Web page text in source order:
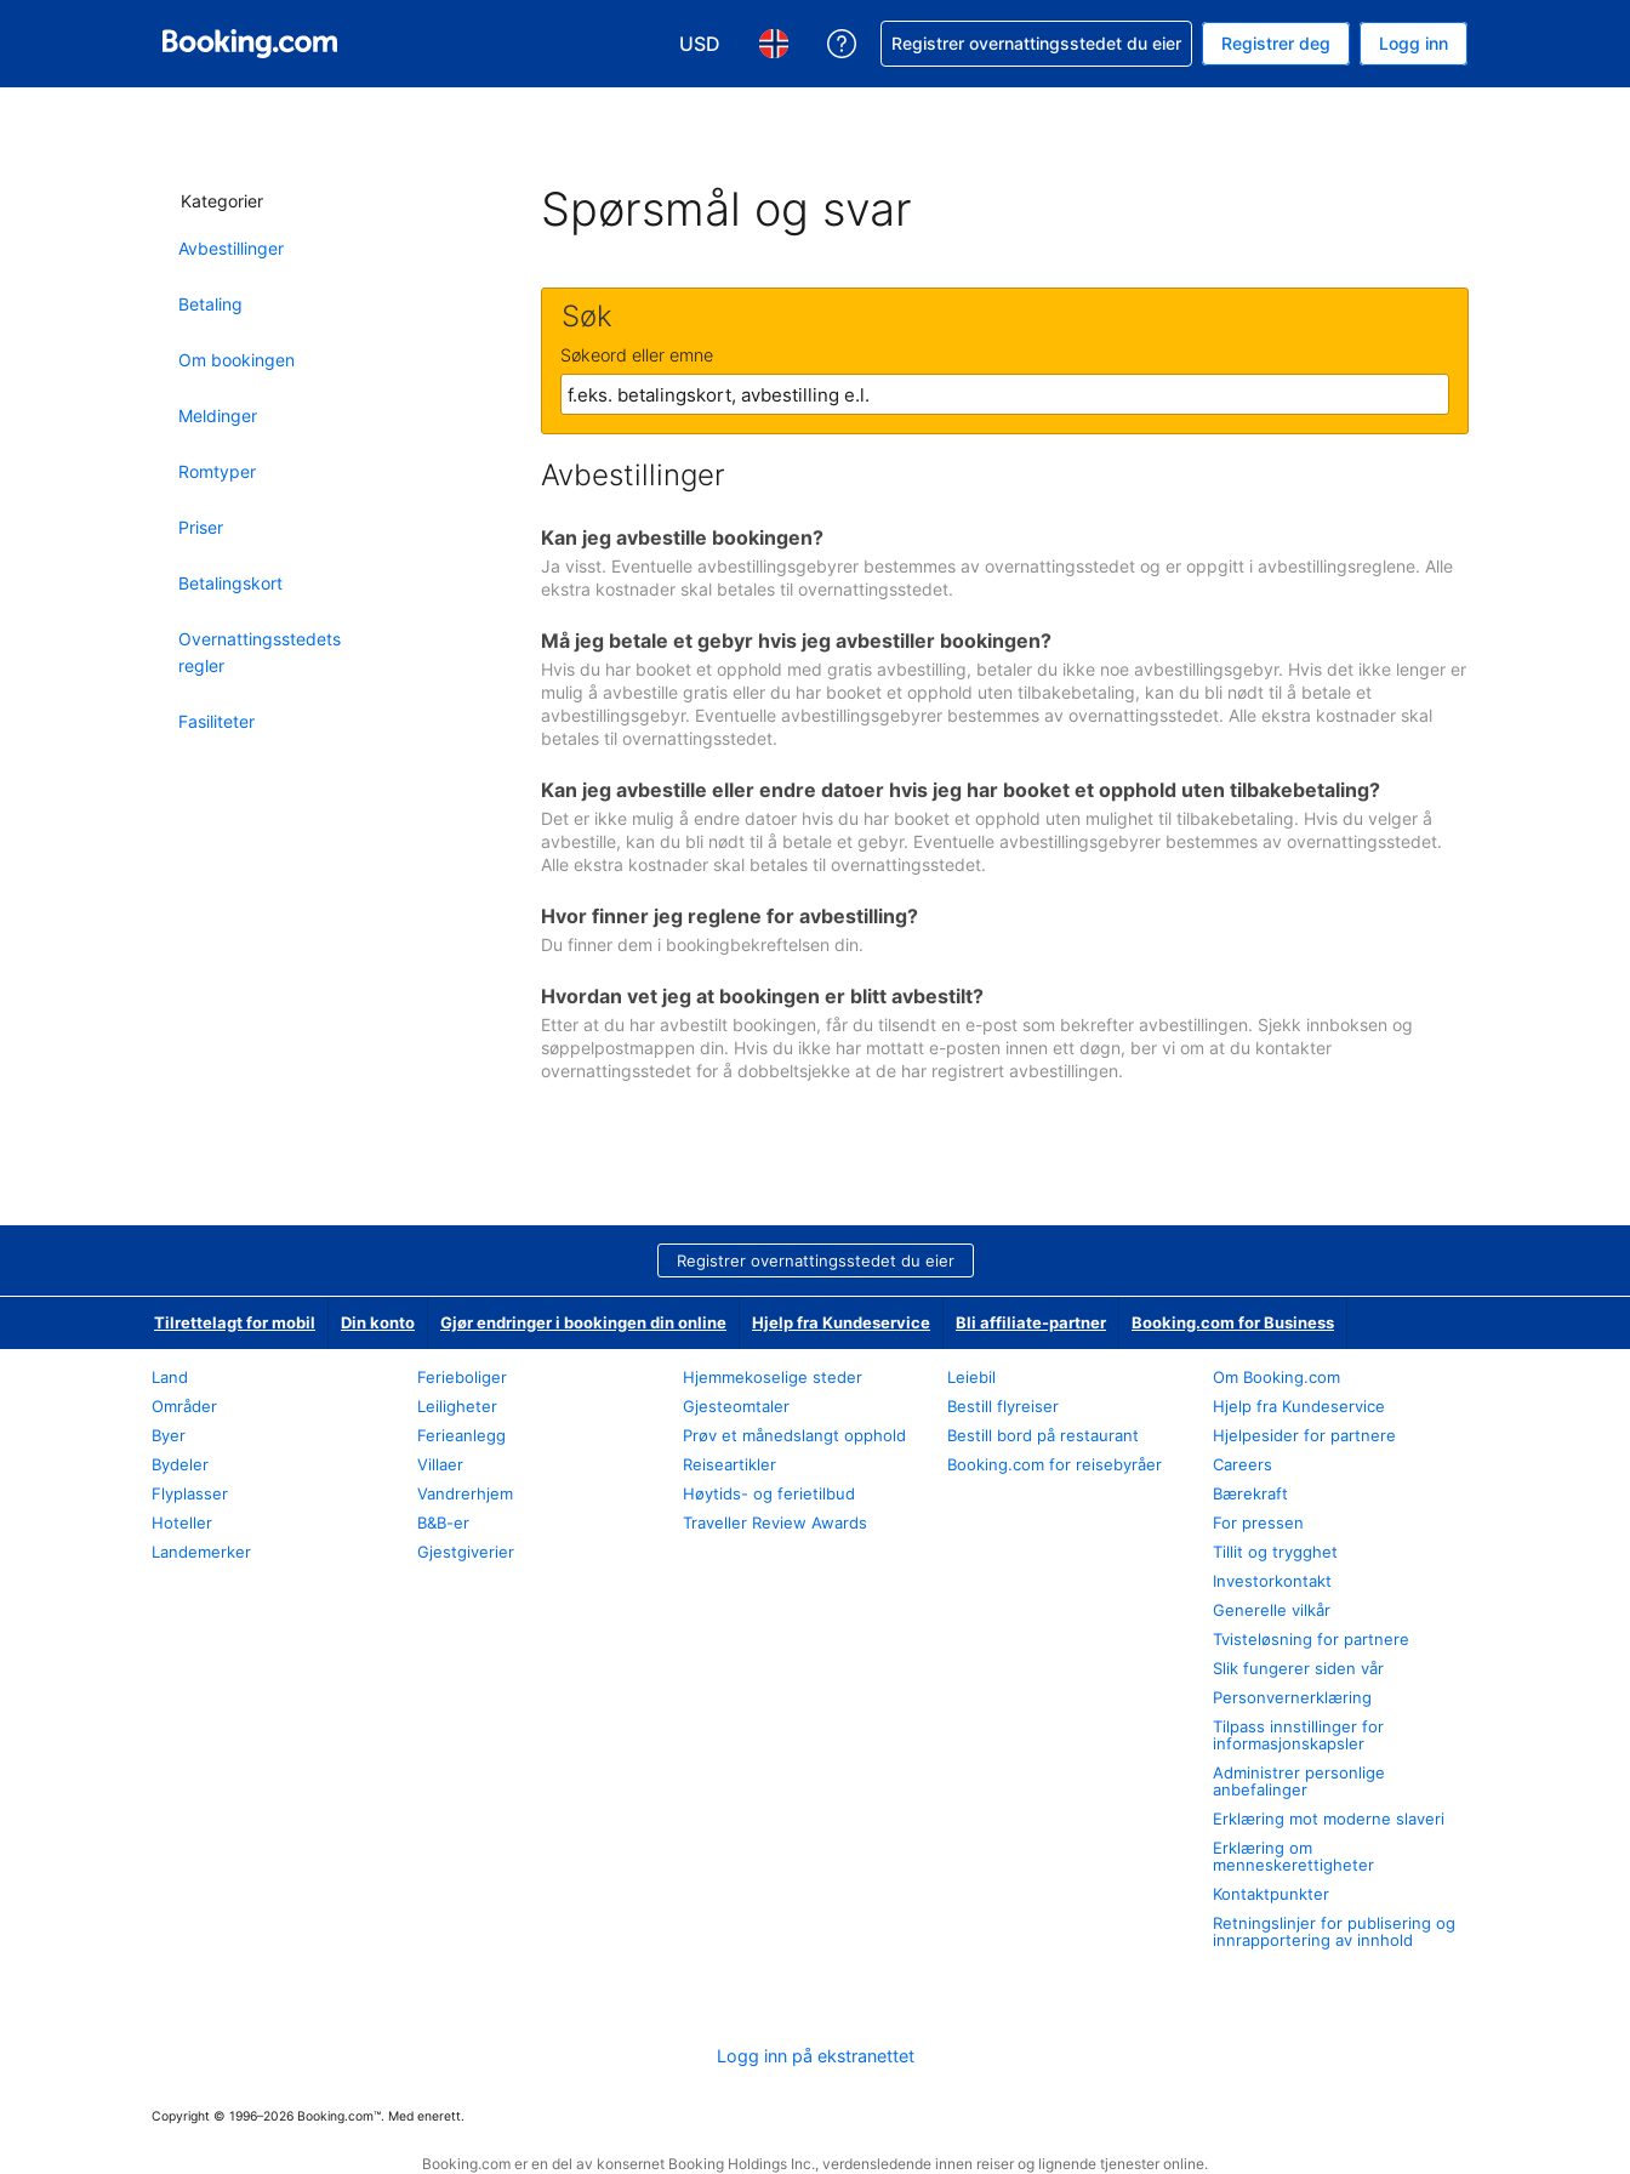
USD
Velg valuta. Du har valgt Amerikansk dollar som valuta
Velg språk. Du har valgt Norsk som språk
Få hjelp med bookingen din
Registrer overnattingsstedet du eier Registrer deg Logg inn
Kategorier
Avbestillinger
Betaling
Om bookingen
Meldinger
Romtyper
Priser
Betalingskort
Overnattingsstedets
regler
Fasiliteter
Spørsmål og svar
Søk
Søkeord eller emne
Avbestillinger
Kan jeg avbestille bookingen?
Ja visst. Eventuelle avbestillingsgebyrer bestemmes av overnattingsstedet og er oppgitt i avbestillingsreglene. Alle
ekstra kostnader skal betales til overnattingsstedet.
Må jeg betale et gebyr hvis jeg avbestiller bookingen?
Hvis du har booket et opphold med gratis avbestilling, betaler du ikke noe avbestillingsgebyr. Hvis det ikke lenger er
mulig å avbestille gratis eller du har booket et opphold uten tilbakebetaling, kan du bli nødt til å betale et
avbestillingsgebyr. Eventuelle avbestillingsgebyrer bestemmes av overnattingsstedet. Alle ekstra kostnader skal
betales til overnattingsstedet.
Kan jeg avbestille eller endre datoer hvis jeg har booket et opphold uten tilbakebetaling?
Det er ikke mulig å endre datoer hvis du har booket et opphold uten mulighet til tilbakebetaling. Hvis du velger å
avbestille, kan du bli nødt til å betale et gebyr. Eventuelle avbestillingsgebyrer bestemmes av overnattingsstedet.
Alle ekstra kostnader skal betales til overnattingsstedet.
Hvor finner jeg reglene for avbestilling?
Du finner dem i bookingbekreftelsen din.
Hvordan vet jeg at bookingen er blitt avbestilt?
Etter at du har avbestilt bookingen, får du tilsendt en e-post som bekrefter avbestillingen. Sjekk innboksen og
søppelpostmappen din. Hvis du ikke har mottatt e-posten innen ett døgn, ber vi om at du kontakter
overnattingsstedet for å dobbeltsjekke at de har registrert avbestillingen.
Registrer overnattingsstedet du eier
Tilrettelagt for mobil Din konto Gjør endringer i bookingen din online Hjelp fra Kundeservice Bli affiliate-partner Booking.com for Business
Land
Områder
Byer
Bydeler
Flyplasser
Hoteller
Landemerker
Ferieboliger
Leiligheter
Ferieanlegg
Villaer
Vandrerhjem
B&B-er
Gjestgiverier
Hjemmekoselige steder
Gjesteomtaler
Prøv et månedslangt opphold
Reiseartikler
Høytids- og ferietilbud
Traveller Review Awards
Leiebil
Bestill flyreiser
Bestill bord på restaurant
Booking.com for reisebyråer
Om Booking.com
Hjelp fra Kundeservice
Hjelpesider for partnere
Careers
Bærekraft
For pressen
Tillit og trygghet
Investorkontakt
Generelle vilkår
Tvisteløsning for partnere
Slik fungerer siden vår
Personvernerklæring
Tilpass innstillinger for
informasjonskapsler
Administrer personlige
anbefalinger
Erklæring mot moderne slaveri
Erklæring om
menneskerettigheter
Kontaktpunkter
Retningslinjer for publisering og
innrapportering av innhold
Logg inn på ekstranettet
Copyright © 1996–2026 Booking.com™. Med enerett.
Booking.com er en del av konsernet Booking Holdings Inc., verdensledende innen reiser og lignende tjenester online.